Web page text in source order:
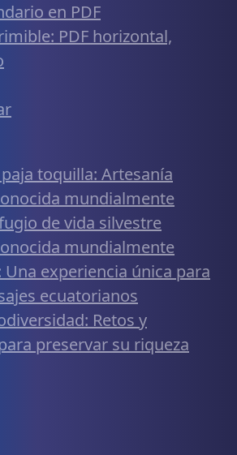
en PDF
PDF horizontal,
toquilla: Artesanía
mundialmente
de vida silvestre
mundialmente
Una experiencia única para
ecuatorianos
Retos y
preservar su riqueza